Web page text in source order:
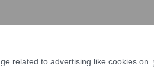
related to advertising like cookies on
των δανειστών που
πακέτο προαπαιτούμενων
μορφή του.